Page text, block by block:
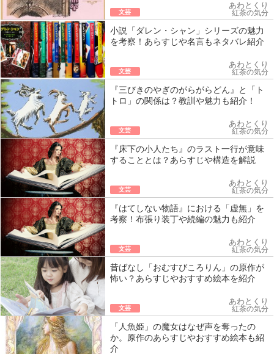
文芸
あわとくり
紅茶の気分
小説「ダレン・シャン」シリーズの魅力
を考察！あらすじや名言もネタバレ紹介
文芸
あわとくり
紅茶の気分
『三びきのやぎのがらがらどん』と「ト
トロ」の関係は？教訓や魅力も紹介！
文芸
あわとくり
紅茶の気分
『床下の小人たち』のラスト一行が意味
することとは？あらすじや構造を解説
文芸
あわとくり
紅茶の気分
『はてしない物語』における「虚無」を
考察！布張り装丁や続編の魅力も紹介
文芸
あわとくり
紅茶の気分
昔ばなし「おむすびころりん」の原作が
怖い？あらすじやおすすめ絵本を紹介
文芸
あわとくり
紅茶の気分
「人魚姫」の魔女はなぜ声を奪ったの
か。原作のあらすじやおすすめ絵本も紹
介